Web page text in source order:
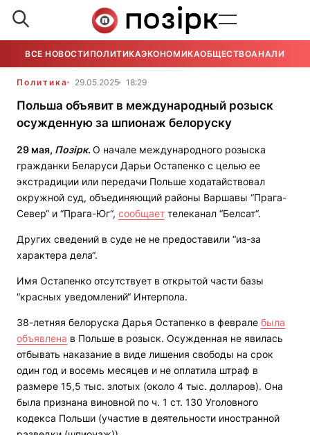
ВСЕ НОВОСТИ ПОЛИТИКАЭКОНОМИКАОБЩЕСТВОАНАЛИТИКА
Политика 29.05.2025 18:29
Польша объявит в международный розыск
осужденную за шпионаж белоруску
29 мая, Позірк. О начале международного розыска
гражданки Беларуси Дарьи Остапенко с целью ее
экстрадиции или передачи Польше ходатайствовал
окружной суд, объединяющий районы Варшавы “Прага-
Север“ и “Прага-Юг“, сообщает телеканал “Белсат“.
Других сведений в суде не не предоставили “из-за
характера дела“.
Имя Остапенко отсутствует в открытой части базы
“красных уведомлений“ Интерпола.
38-летняя белоруска Дарья Остапенко в феврале была
объявлена в Польше в розыск. Осужденная не явилась
отбывать наказание в виде лишения свободы на срок
один год и восемь месяцев и не оплатила штраф в
размере 15,5 тыс. злотых (около 4 тыс. долларов). Она
была признана виновной по ч. 1 ст. 130 Уголовного
кодекса Польши (участие в деятельности иностранной